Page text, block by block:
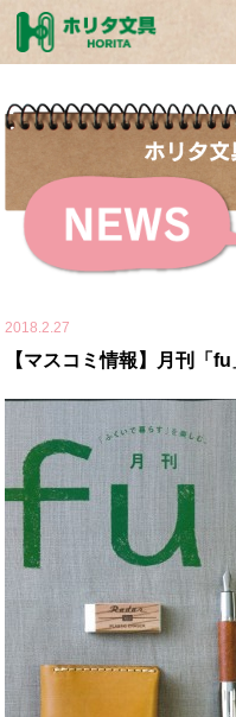
2018.2.27
【マスコミ情報】月刊「